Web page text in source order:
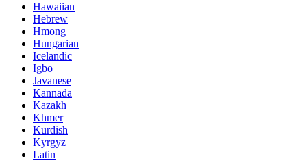
Hawaiian
Hebrew
Hmong
Hungarian
Icelandic
Igbo
Javanese
Kannada
Kazakh
Khmer
Kurdish
Kyrgyz
Latin